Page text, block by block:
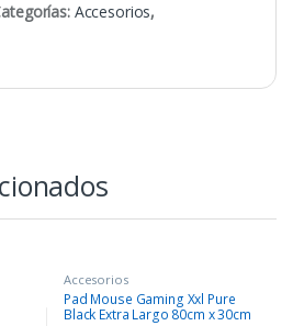
Accesorios,
Accesorios
Pad Mouse Gaming Xxl Pure
Black Extra Largo 80cm x 30cm